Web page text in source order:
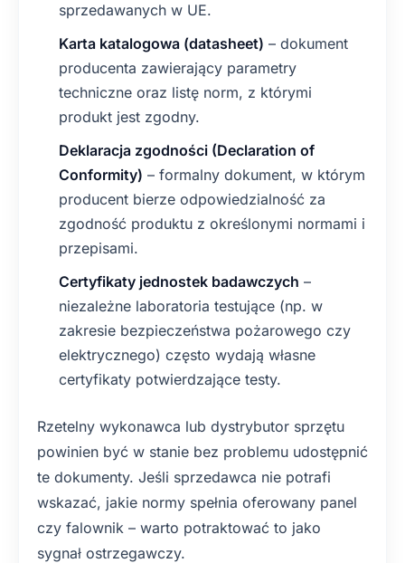
sprzedawanych w UE.
Karta katalogowa (datasheet) – dokument
producenta zawierający parametry
techniczne oraz listę norm, z którymi
produkt jest zgodny.
Deklaracja zgodności (Declaration of
Conformity) – formalny dokument, w którym
producent bierze odpowiedzialność za
zgodność produktu z określonymi normami i
przepisami.
Certyfikaty jednostek badawczych –
niezależne laboratoria testujące (np. w
zakresie bezpieczeństwa pożarowego czy
elektrycznego) często wydają własne
certyfikaty potwierdzające testy.
Rzetelny wykonawca lub dystrybutor sprzętu
powinien być w stanie bez problemu udostępnić
te dokumenty. Jeśli sprzedawca nie potrafi
wskazać, jakie normy spełnia oferowany panel
czy falownik – warto potraktować to jako
sygnał ostrzegawczy.